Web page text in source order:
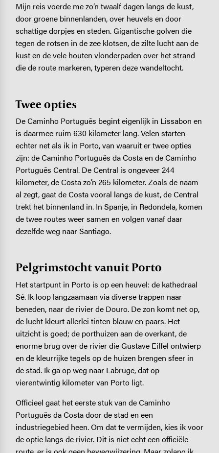
Mijn reis voerde me zo’n twaalf dagen langs de kust,
door groene binnenlanden, over heuvels en door
schattige dorpjes en steden. Gigantische golven die
tegen de rotsen in de zee klotsen, de zilte lucht aan de
kust en de vele houten vlonderpaden over het strand
die de route markeren, typeren deze wandeltocht.
Twee opties
De Caminho Português begint eigenlijk in Lissabon en
is daarmee ruim 630 kilometer lang. Velen starten
echter net als ik in Porto, van waaruit er twee opties
zijn: de Caminho Português da Costa en de Caminho
Português Central. De Central is ongeveer 244
kilometer, de Costa zo’n 265 kilometer. Zoals de naam
al zegt, gaat de Costa vooral langs de kust, de Central
trekt het binnenland in. In Spanje, in Redondela, komen
de twee routes weer samen en volgen vanaf daar
dezelfde weg naar Santiago.
Pelgrimstocht vanuit Porto
Het startpunt in Porto is op een heuvel: de kathedraal
Sé. Ik loop langzaamaan via diverse trappen naar
beneden, naar de rivier de Douro. De zon komt net op,
de lucht kleurt allerlei tinten blauw en paars. Het
uitzicht is goed; de porthuizen aan de overkant, de
enorme brug over de rivier die Gustave Eiffel ontwierp
en de kleurrijke tegels op de huizen brengen sfeer in
de stad. Ik ga op weg naar Labruge, dat op
vierentwintig kilometer van Porto ligt.
Officieel gaat het eerste stuk van de Caminho
Português da Costa door de stad en een
industriegebied heen. Om dat te vermijden, kies ik voor
de optie langs de rivier. Dit is niet echt een officiële